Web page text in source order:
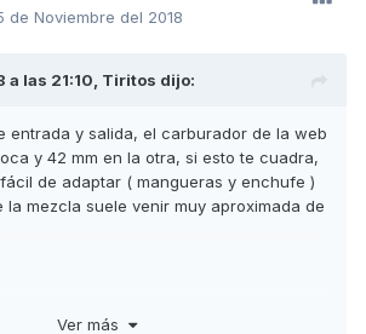
de Noviembre del 2018
a las 21:10, Tiritos dijo:
entrada y salida, el carburador de la web
y 42 mm en la otra, si esto te cuadra,
de adaptar ( mangueras y enchufe )
la mezcla suele venir muy aproximada de
Ver más